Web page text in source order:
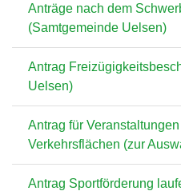
Anträge nach dem
(Samtgemeinde Uelsen)
Antrag
Uelsen)
Antrag für
Verkehrsflächen (zur
Antrag Sportförderung